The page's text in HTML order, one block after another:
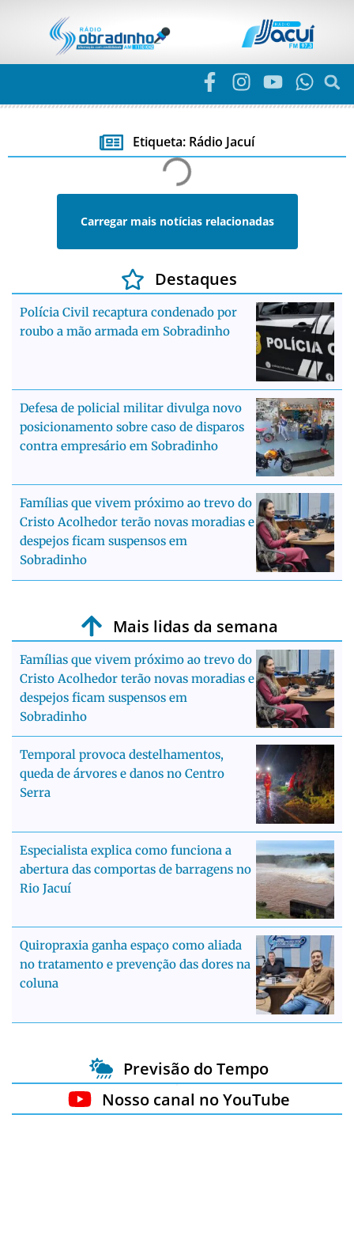
Etiqueta: Rádio Jacuí
Carregar mais notícias relacionadas
Destaques
Polícia Civil recaptura condenado por
roubo a mão armada em Sobradinho
Defesa de policial militar divulga novo
posicionamento sobre caso de disparos
contra empresário em Sobradinho
Famílias que vivem próximo ao trevo do
Cristo Acolhedor terão novas moradias e
despejos ficam suspensos em
Sobradinho
Mais lidas da semana
Famílias que vivem próximo ao trevo do
Cristo Acolhedor terão novas moradias e
despejos ficam suspensos em
Sobradinho
Temporal provoca destelhamentos,
queda de árvores e danos no Centro
Serra
Especialista explica como funciona a
abertura das comportas de barragens no
Rio Jacuí
Quiropraxia ganha espaço como aliada
no tratamento e prevenção das dores na
coluna
Previsão do Tempo
Nosso canal no YouTube